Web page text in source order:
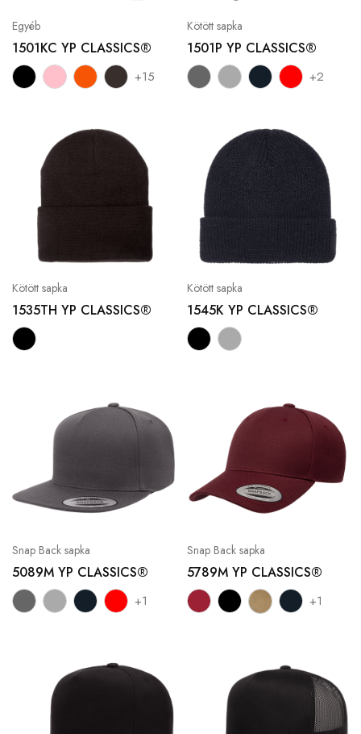
Egyéb
1501KC YP CLASSICS®
+15
Kötött sapka
1501P YP CLASSICS®
+2
Kötött sapka
1535TH YP CLASSICS®
Kötött sapka
1545K YP CLASSICS®
Snap Back sapka
5089M YP CLASSICS®
+1
Snap Back sapka
5789M YP CLASSICS®
+1